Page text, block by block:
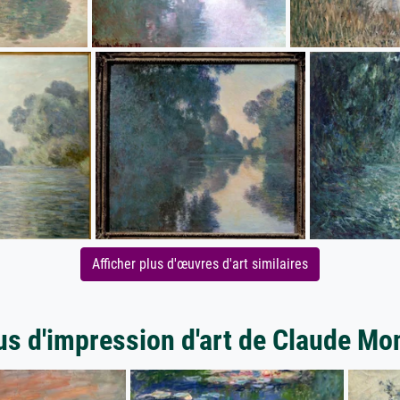
Afficher plus d'œuvres d'art similaires
d'impression d'art de Claude